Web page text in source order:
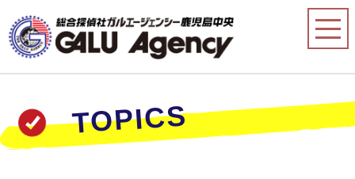
TOPICS